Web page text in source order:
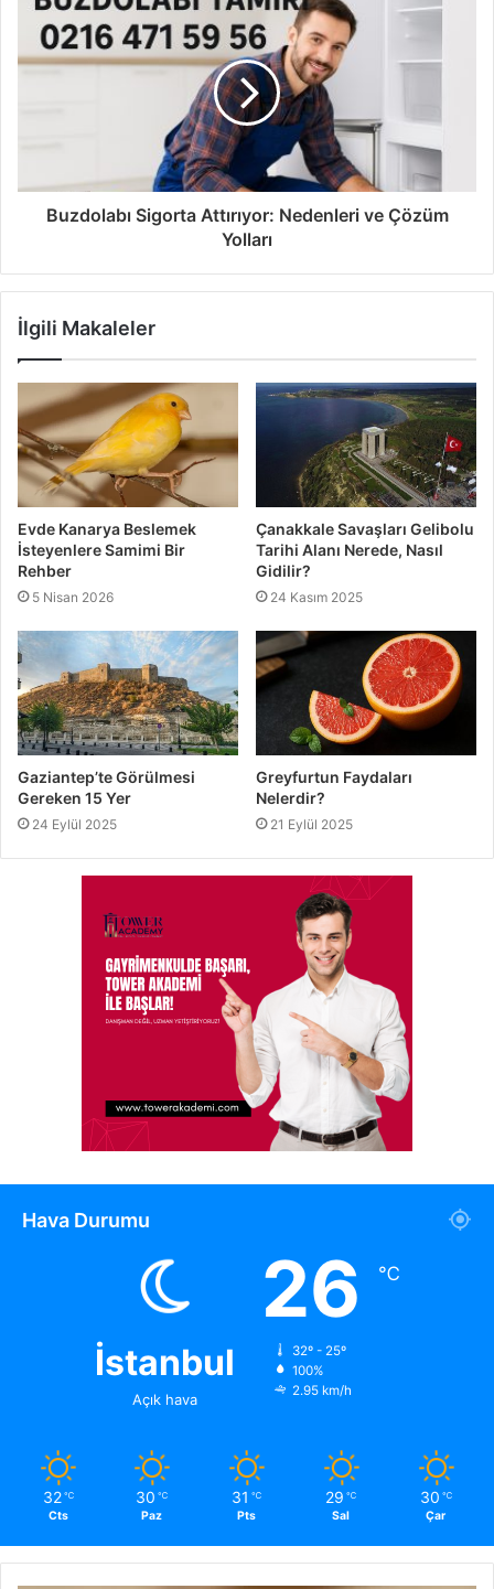
Buzdolabı Sigorta Attırıyor: Nedenleri ve Çözüm
Yolları
İlgili Makaleler
Evde Kanarya Beslemek
İsteyenlere Samimi Bir
Rehber
5 Nisan 2026
Çanakkale Savaşları Gelibolu
Tarihi Alanı Nerede, Nasıl
Gidilir?
24 Kasım 2025
Gaziantep’te Görülmesi
Gereken 15 Yer
24 Eylül 2025
Greyfurtun Faydaları
Nelerdir?
21 Eylül 2025
Hava Durumu
İstanbul
Açık hava
26 ℃
32º - 25º
100%
2.95 km/h
32 ℃
Cts
30 ℃
Paz
31 ℃
Pts
29 ℃
Sal
30 ℃
Çar